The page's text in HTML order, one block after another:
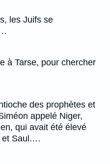
les Juifs se
à Tarse, pour chercher
des prophètes et
appelé Niger,
qui avait été élevé
et Saul.…